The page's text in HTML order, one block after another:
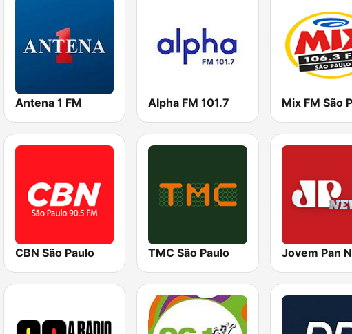
Antena 1 FM Alpha FM 101.7 Mix FM São
CBN São Paulo TMC São Paulo Jovem Pan